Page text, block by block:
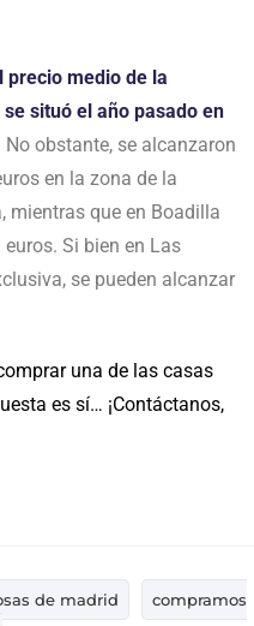
precio medio de la
situó el año pasado en
No obstante, se alcanzaron
en la zona de la
mientras que en Boadilla
Si bien en Las
se pueden alcanzar
una de las casas
es sí… ¡Contáctanos,
de madrid
compramos